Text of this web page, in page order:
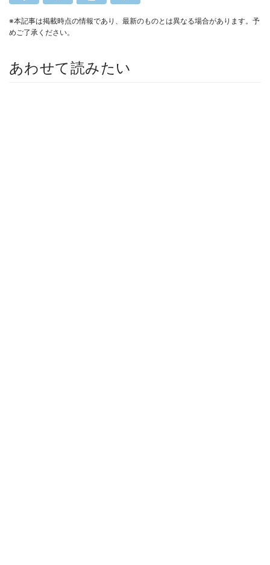
※本記事は掲載時点の情報であり、最新のものとは異なる場合があります。予
めご了承ください。
あわせて読みたい